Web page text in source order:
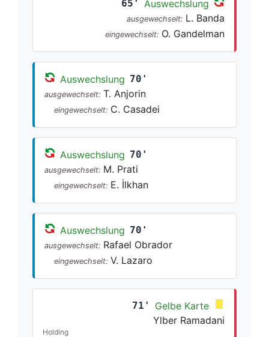
65' Auswechslung
ausgewechselt: L. Banda
eingewechselt: O. Gandelman
Auswechslung 70'
ausgewechselt: T. Anjorin
eingewechselt: C. Casadei
Auswechslung 70'
ausgewechselt: M. Prati
eingewechselt: E. İlkhan
Auswechslung 70'
ausgewechselt: Rafael Obrador
eingewechselt: V. Lazaro
71'
Gelbe Karte
Ylber Ramadani
Holding